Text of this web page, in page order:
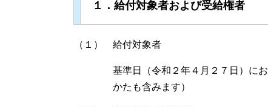
１．給付対象者および受給権者
（１） 給付対象者
基準日（令和２年４月２７日）におい
かたも含みます）